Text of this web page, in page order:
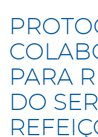
PARA
DO